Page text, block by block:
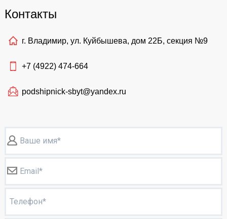
Контакты
г. Владимир, ул. Куйбышева, дом 22Б, секция №9
+7 (4922) 474-664
podshipnick-sbyt@yandex.ru
Ваше имя*
Email*
Телефон*